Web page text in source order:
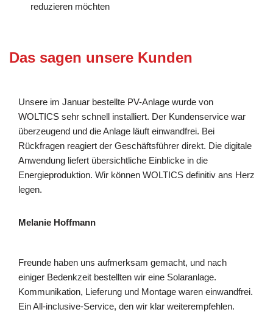
reduzieren möchten
Das sagen unsere Kunden
Unsere im Januar bestellte PV-Anlage wurde von
WOLTICS sehr schnell installiert. Der Kundenservice war
überzeugend und die Anlage läuft einwandfrei. Bei
Rückfragen reagiert der Geschäftsführer direkt. Die digitale
Anwendung liefert übersichtliche Einblicke in die
Energieproduktion. Wir können WOLTICS definitiv ans Herz
legen.
Melanie Hoffmann
Freunde haben uns aufmerksam gemacht, und nach
einiger Bedenkzeit bestellten wir eine Solaranlage.
Kommunikation, Lieferung und Montage waren einwandfrei.
Ein All-inclusive-Service, den wir klar weiterempfehlen.